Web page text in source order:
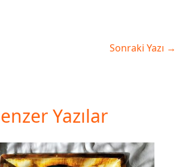
Sonraki Yazı →
Yazılar